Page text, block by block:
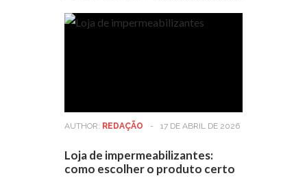
AUTHOR: REDAÇÃO - 17 DE ABRIL DE 2026
Loja de impermeabilizantes:
como escolher o produto certo